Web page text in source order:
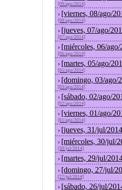
[09/ago/2014]
› [viernes, 08/ago/
[08/ago/2014]
› [jueves, 07/ago/
[07/ago/2014]
› [miércoles, 06/
[06/ago/2014]
› [martes, 05/ago/
[05/ago/2014]
› [domingo, 03/ago/
[03/ago/2014]
› [sábado, 02/ago/
[02/ago/2014]
› [viernes, 01/ago/
[01/ago/2014]
› [jueves, 31/jul/
› [miércoles, 30/jul/
[30/jul/2014]
› [martes, 29/jul/
› [domingo, 27/jul/
[27/jul/2014]
› [sábado, 26/jul/